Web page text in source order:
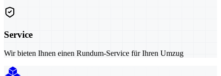
Service
Wir bieten Ihnen einen Rundum-Service für Ihren Umzug